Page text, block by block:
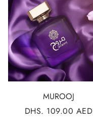
MUROOJ
NORMALER
DHS. 109.00 AED